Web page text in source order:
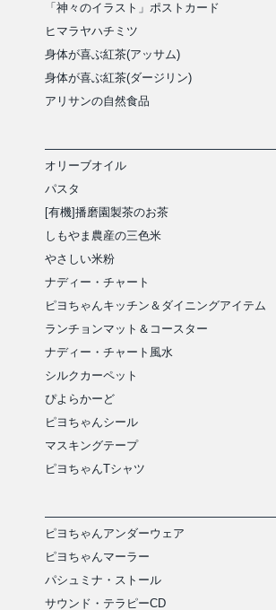
「神々のイラスト」ポストカード
ヒマラヤハチミツ
身体が喜ぶ紅茶(アッサム)
身体が喜ぶ紅茶(ダージリン)
アリサンの自然食品
オリーブオイル
パスタ
[有機]播磨園製茶のお茶
しもやま農産の三色米
やさしい米粉
ナディー・チャート
ピヨちゃんキッチン＆ダイニングアイテム
ランチョンマット＆コースター
ナディー・チャート風水
シルクカーペット
ぴよらかーど
ピヨちゃんシール
マスキングテープ
ピヨちゃんTシャツ
ピヨちゃんアンダーウェア
ピヨちゃんマーラー
パシュミナ・ストール
サウンド・テラピーCD